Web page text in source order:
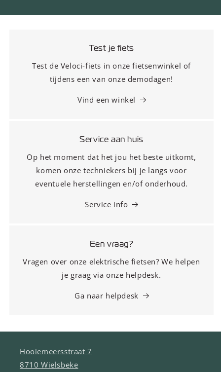
Test je fiets
Test de Veloci-fiets in onze fietsenwinkel of
tijdens een van onze demodagen!
Vind een winkel
Service aan huis
Op het moment dat het jou het beste uitkomt,
komen onze techniekers bij je langs voor
eventuele herstellingen en/of onderhoud.
Service info
Een vraag?
Vragen over onze elektrische fietsen? We helpen
je graag via onze helpdesk.
Ga naar helpdesk
Hooiemeersstraat 7
8710 Wielsbeke